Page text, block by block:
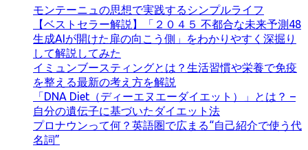
モンテーニュの思想で実践するシンプルライフ
【ベストセラー解説】「２０４５ 不都合な未来予測48
生成AIが開けた扉の向こう側」をわかりやすく深掘り
して解説してみた
イミュンブースティングとは？生活習慣や栄養で免疫
を整える最新の考え方を解説
「DNA Diet（ディーエヌエーダイエット）」とは？ –
自分の遺伝子に基づいたダイエット法
プロナウンって何？英語圏で広まる“自己紹介で使う代
名詞”